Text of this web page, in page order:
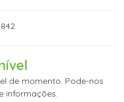
de momento. Pode-nos
informações.